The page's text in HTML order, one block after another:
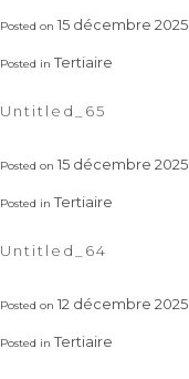
Posted on 15 décembre 2025
Posted inTertiaire
Untitled_65
Posted on 15 décembre 2025
Posted inTertiaire
Untitled_64
Posted on 12 décembre 2025
Posted inTertiaire